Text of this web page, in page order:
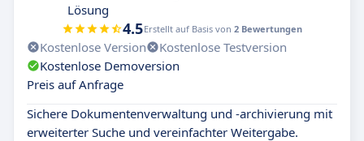
Lösung
4.5Erstellt auf Basis von 2 Bewertungen
Kostenlose Version
Kostenlose Testversion
Kostenlose Demoversion
Preis auf Anfrage
Sichere Dokumentenverwaltung und -archivierung mit
erweiterter Suche und vereinfachter Weitergabe.